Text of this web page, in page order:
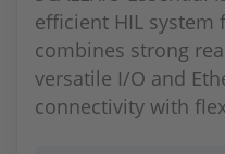
efficient HIL system
combines strong
versatile I/O and
connectivity with